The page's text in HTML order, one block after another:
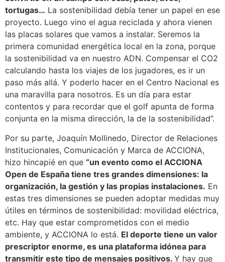
tortugas… La sostenibilidad debía tener un papel en ese
proyecto. Luego vino el agua reciclada y ahora vienen
las placas solares que vamos a instalar. Seremos la
primera comunidad energética local en la zona, porque
la sostenibilidad va en nuestro ADN. Compensar el CO2
calculando hasta los viajes de los jugadores, es ir un
paso más allá. Y poderlo hacer en el Centro Nacional es
una maravilla para nosotros. Es un día para estar
contentos y para recordar que el golf apunta de forma
conjunta en la misma dirección, la de la sostenibilidad”.
Por su parte, Joaquín Mollinedo, Director de Relaciones
Institucionales, Comunicación y Marca de ACCIONA,
hizo hincapié en que “un evento como el ACCIONA
Open de España tiene tres grandes dimensiones: la
organización, la gestión y las propias instalaciones. En
estas tres dimensiones se pueden adoptar medidas muy
útiles en términos de sostenibilidad: movilidad eléctrica,
etc. Hay que estar comprometidos con el medio
ambiente, y ACCIONA lo está. El deporte tiene un valor
prescriptor enorme, es una plataforma idónea para
transmitir este tipo de mensajes positivos. Y hay que